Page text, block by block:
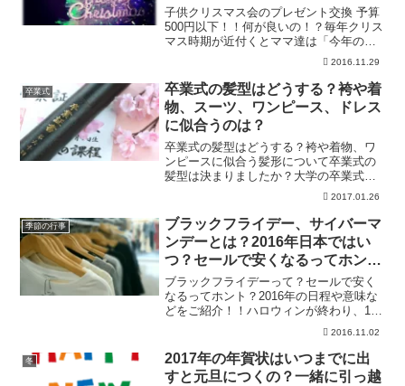
子供クリスマス会のプレゼント交換 予算
500円以下！！何が良いの！？毎年クリス
マス時期が近付くとママ達は「今年のプ
レゼント交換は何がいいかなぁ～」なん
て悩みますよね～…。ほかの子供達は何
を欲しがっているかなんて分からない
し、ましてや性別が違...
2016.11.29
卒業式
卒業式の髪型はどうする？袴や着
物、スーツ、ワンピース、ドレス
に似合うのは？
卒業式の髪型はどうする？袴や着物、ワ
ンピースに似合う髪形について卒業式の
髪型は決まりましたか？大学の卒業式、
袴でかわいくお洒落に、想い出に残るヘ
袴、和装に似合う髪型をご紹介。大人っ
ぽくもかわいいヘアスタイ...
2017.01.26
季節の行事
ブラックフライデー、サイバーマ
ンデーとは？2016年日本ではい
つ？セールで安くなるってホン
ト？
ブラックフライデーって？セールで安く
なるってホント？2016年の日程や意味な
どをご紹介！！ハロウィンが終わり、12
月のクリスマスまではイベントないわ～
なんて思いいていた方！！「ブラックフ
ライデー」をご存知ですか？直訳すると
黒い金曜日・・・な...
2016.11.02
冬
2017年の年賀状はいつまでに出
すと元旦につくの？一緒に引っ越